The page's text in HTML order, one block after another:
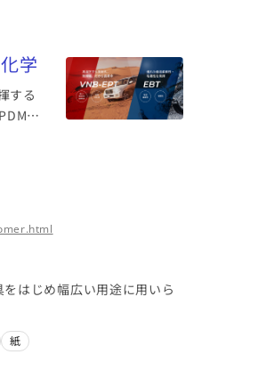
学
する
、
はじめ幅広い用途に用いら
紙